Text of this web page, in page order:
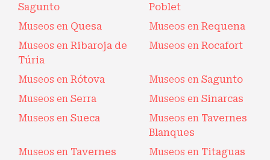
Sagunto
Poblet
Museos en Quesa Museos en Requena
Museos en Ribaroja de
Túria
Museos en Rocafort
Museos en Rótova Museos en Sagunto
Museos en Serra Museos en Sinarcas
Museos en Sueca Museos en Tavernes
Blanques
Museos en Tavernes
Museos en Titaguas